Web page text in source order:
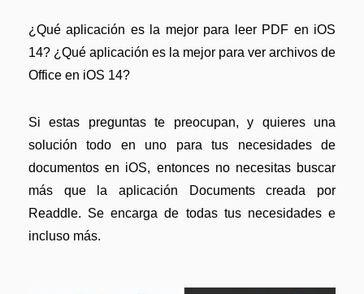
¿Qué aplicación es la mejor para leer PDF en iOS
14? ¿Qué aplicación es la mejor para ver archivos de
Office en iOS 14?
Si estas preguntas te preocupan, y quieres una
solución todo en uno para tus necesidades de
documentos en iOS, entonces no necesitas buscar
más que la aplicación Documents creada por
Readdle. Se encarga de todas tus necesidades e
incluso más.